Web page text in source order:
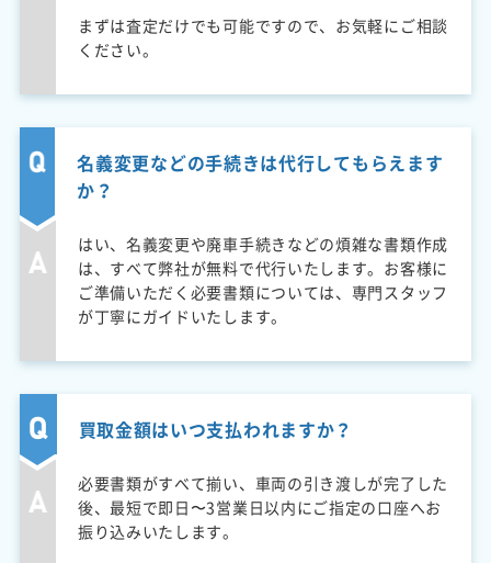
まずは査定だけでも可能ですので、お気軽にご相談
ください。
名義変更などの手続きは代行してもらえます
か？
はい、名義変更や廃車手続きなどの煩雑な書類作成
は、すべて弊社が無料で代行いたします。お客様に
ご準備いただく必要書類については、専門スタッフ
が丁寧にガイドいたします。
買取金額はいつ支払われますか？
必要書類がすべて揃い、車両の引き渡しが完了した
後、最短で即日〜3営業日以内にご指定の口座へお
振り込みいたします。